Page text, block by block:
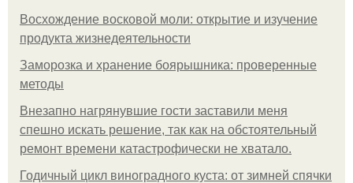
Восхождение восковой моли: открытие и изучение
продукта жизнедеятельности
Заморозка и хранение боярышника: проверенные
методы
Внезапно нагрянувшие гости заставили меня
спешно искать решение, так как на обстоятельный
ремонт времени катастрофически не хватало.
Годичный цикл виноградного куста: от зимней спячки